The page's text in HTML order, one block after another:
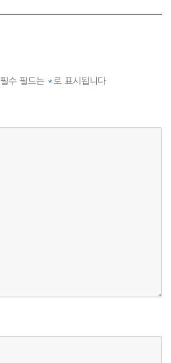
필수 필드는 * 로 표시됩니다